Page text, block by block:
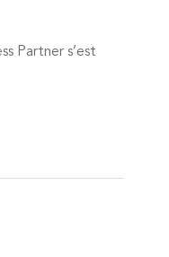
Partner s’est